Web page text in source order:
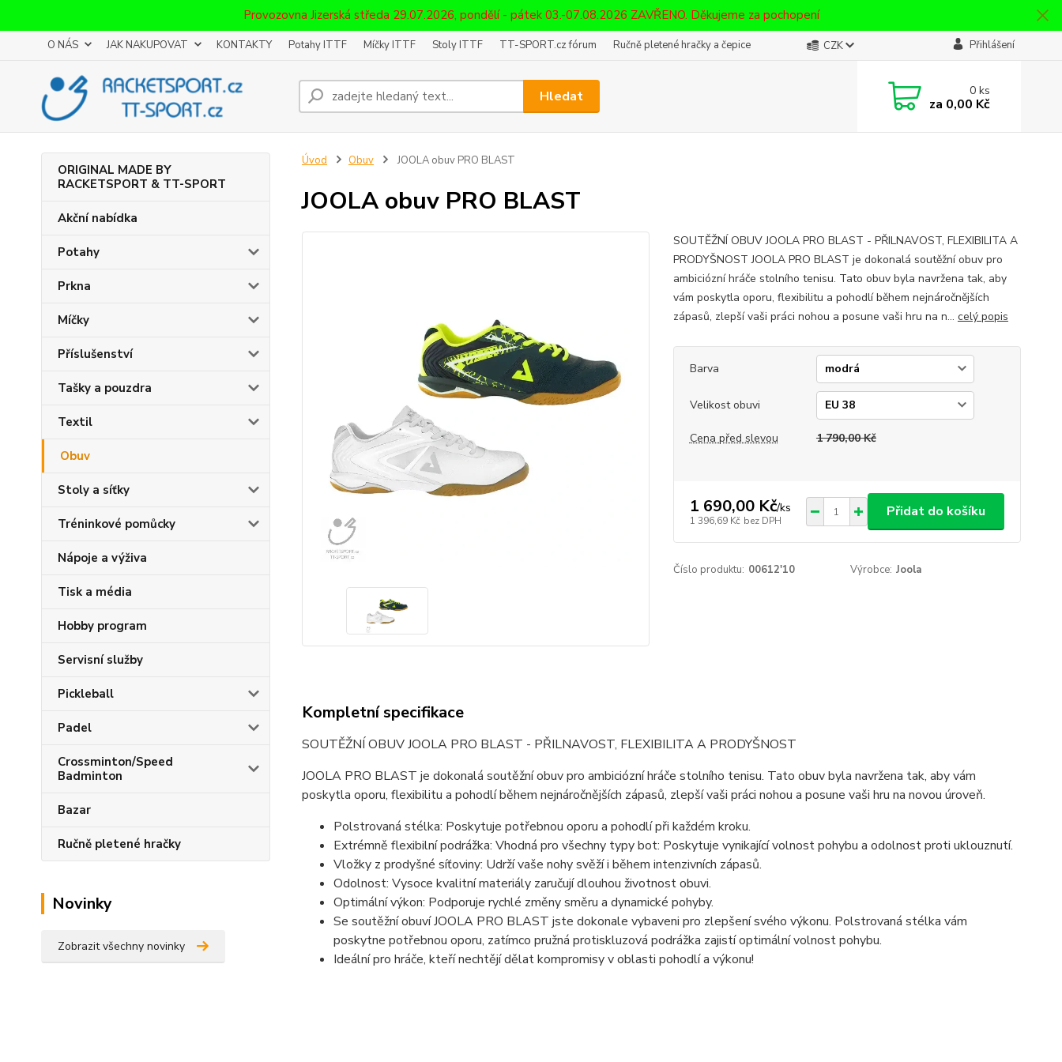
Provozovna Jizerská středa 29.07.2026, pondělí - pátek 03.-07.08.2026 ZAVŘENO. Děkujeme za pochopení
O NÁS JAK NAKUPOVAT KONTAKTY Potahy ITTF Míčky ITTF Stoly ITTF TT-SPORT.cz fórum Ručně pletené hračky a čepice CZK Přihlášení
Hledat 0ks
za 0,00 Kč
ORIGINAL MADE BY
RACKETSPORT & TT-SPORT
Akční nabídka
Potahy
Prkna
Míčky
Příslušenství
Tašky a pouzdra
Textil
Obuv
Stoly a síťky
Tréninkové pomůcky
Nápoje a výživa
Tisk a média
Hobby program
Servisní služby
Pickleball
Padel
Crossminton/Speed
Badminton
Bazar
Ručně pletené hračky
Novinky
Zobrazit všechny novinky
Úvod Obuv JOOLA obuv PRO BLAST
JOOLA obuv PRO BLAST
SOUTĚŽNÍ OBUV JOOLA PRO BLAST - PŘILNAVOST, FLEXIBILITA A
PRODYŠNOST JOOLA PRO BLAST je dokonalá soutěžní obuv pro
ambiciózní hráče stolního tenisu. Tato obuv byla navržena tak, aby
vám poskytla oporu, flexibilitu a pohodlí během nejnáročnějších
zápasů, zlepší vaši práci nohou a posune vaši hru na n... celý popis
Barva
Velikost obuvi
Cena před slevou 1 790,00 Kč
1 690,00 Kč/ks
1 396,69 Kč bez DPH
Přidat do košíku
Číslo produktu: 00612'10 Výrobce: Joola
Kompletní specifikace
SOUTĚŽNÍ OBUV JOOLA PRO BLAST - PŘILNAVOST, FLEXIBILITA A PRODYŠNOST
JOOLA PRO BLAST je dokonalá soutěžní obuv pro ambiciózní hráče stolního tenisu. Tato obuv byla navržena tak, aby vám
poskytla oporu, flexibilitu a pohodlí během nejnáročnějších zápasů, zlepší vaši práci nohou a posune vaši hru na novou úroveň.
Polstrovaná stélka: Poskytuje potřebnou oporu a pohodlí při každém kroku.
Extrémně flexibilní podrážka: Vhodná pro všechny typy bot: Poskytuje vynikající volnost pohybu a odolnost proti uklouznutí.
Vložky z prodyšné síťoviny: Udrží vaše nohy svěží i během intenzivních zápasů.
Odolnost: Vysoce kvalitní materiály zaručují dlouhou životnost obuvi.
Optimální výkon: Podporuje rychlé změny směru a dynamické pohyby.
Se soutěžní obuví JOOLA PRO BLAST jste dokonale vybaveni pro zlepšení svého výkonu. Polstrovaná stélka vám
poskytne potřebnou oporu, zatímco pružná protiskluzová podrážka zajistí optimální volnost pohybu.
Ideální pro hráče, kteří nechtějí dělat kompromisy v oblasti pohodlí a výkonu!